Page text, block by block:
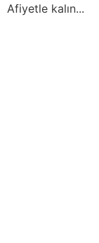
Afiyetle kalın...